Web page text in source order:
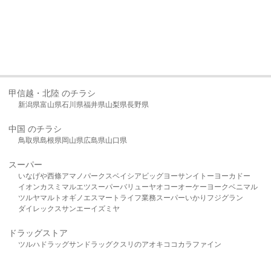
甲信越・北陸 のチラシ
新潟県富山県石川県福井県山梨県長野県
中国 のチラシ
鳥取県島根県岡山県広島県山口県
スーパー
いなげや西條アマノパークスベイシア ビッグヨーサンイトーヨーカドー
イオンカスミ マルエツスーパーバリューヤオコーオーケー ヨークベニマル
ツルヤマルト オギノ エスマート ライフ業務スーパーいかり フジグラン
ダイレックスサンエーイズミヤ
ドラッグストア
ツルハドラッグサンドラッグクスリのアオキ ココカラファイン